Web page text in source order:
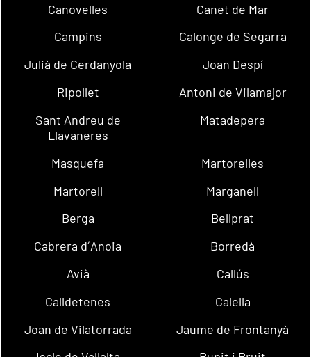
Canovelles
Canet de Mar
Campins
Calonge de Segarra
Julià de Cerdanyola
Joan Despí
Ripollet
Antoni de Vilamajor
Sant Andreu de
Llavaneres
Matadepera
Masquefa
Martorelles
Martorell
Marganell
Berga
Bellprat
Cabrera d´Anoia
Borredà
Avià
Callús
Calldetenes
Calella
Joan de Vilatorrada
Jaume de Frontanyà